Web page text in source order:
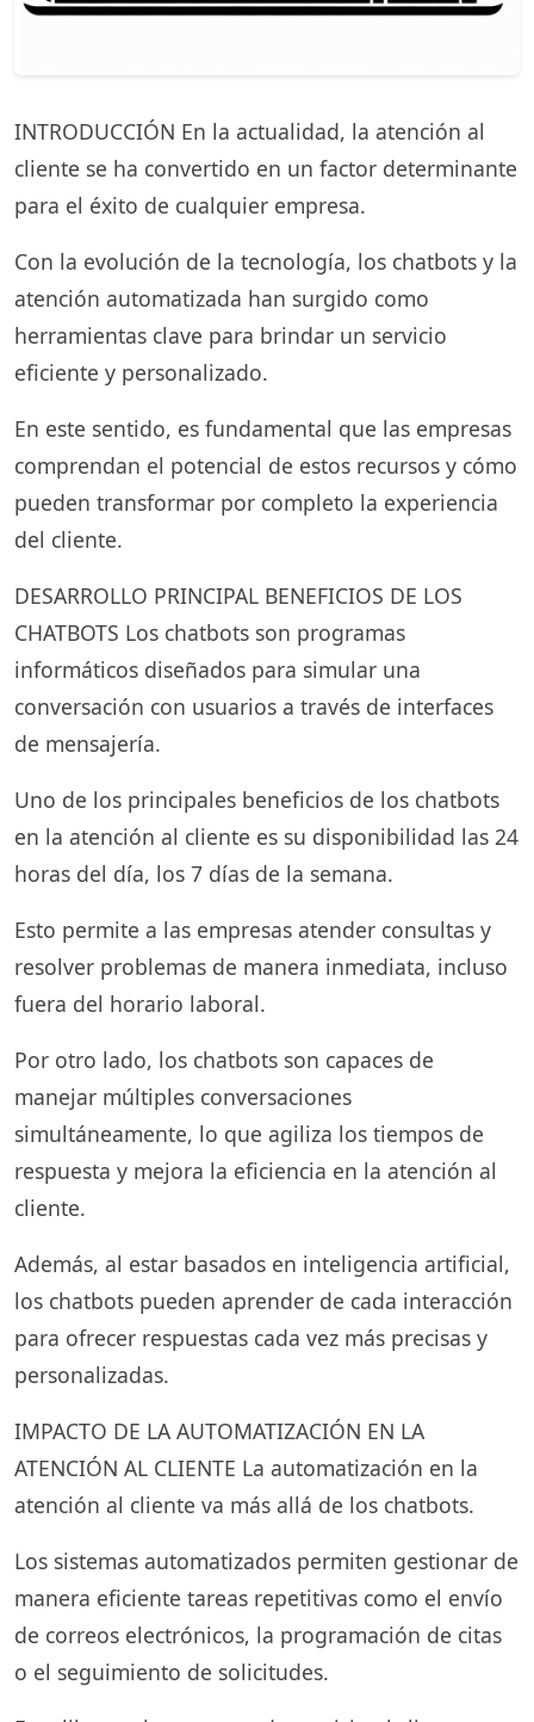
INTRODUCCIÓN En la actualidad, la atención al
cliente se ha convertido en un factor determinante
para el éxito de cualquier empresa.
Con la evolución de la tecnología, los chatbots y la
atención automatizada han surgido como
herramientas clave para brindar un servicio
eficiente y personalizado.
En este sentido, es fundamental que las empresas
comprendan el potencial de estos recursos y cómo
pueden transformar por completo la experiencia
del cliente.
DESARROLLO PRINCIPAL BENEFICIOS DE LOS
CHATBOTS Los chatbots son programas
informáticos diseñados para simular una
conversación con usuarios a través de interfaces
de mensajería.
Uno de los principales beneficios de los chatbots
en la atención al cliente es su disponibilidad las 24
horas del día, los 7 días de la semana.
Esto permite a las empresas atender consultas y
resolver problemas de manera inmediata, incluso
fuera del horario laboral.
Por otro lado, los chatbots son capaces de
manejar múltiples conversaciones
simultáneamente, lo que agiliza los tiempos de
respuesta y mejora la eficiencia en la atención al
cliente.
Además, al estar basados en inteligencia artificial,
los chatbots pueden aprender de cada interacción
para ofrecer respuestas cada vez más precisas y
personalizadas.
IMPACTO DE LA AUTOMATIZACIÓN EN LA
ATENCIÓN AL CLIENTE La automatización en la
atención al cliente va más allá de los chatbots.
Los sistemas automatizados permiten gestionar de
manera eficiente tareas repetitivas como el envío
de correos electrónicos, la programación de citas
o el seguimiento de solicitudes.